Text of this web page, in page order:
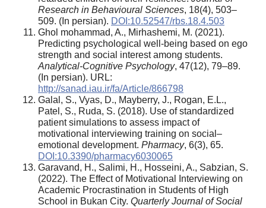
Research in Behavioural Sciences, 18(4), 503–
509. (In persian). DOI:10.52547/rbs.18.4.503
Ghol mohammad, A., Mirhashemi, M. (2021).
Predicting psychological well-being based on ego
strength and social interest among students.
Analytical-Cognitive Psychology, 47(12), 79–89.
(In persian). URL:
http://sanad.iau.ir/fa/Article/866798
Galal, S., Vyas, D., Mayberry, J., Rogan, E.L.,
Patel, S., Ruda, S. (2018). Use of standardized
patient simulations to assess impact of
motivational interviewing training on social–
emotional development. Pharmacy, 6(3), 65.
DOI:10.3390/pharmacy6030065
Garavand, H., Salimi, H., Hosseini, A., Sabzian, S.
(2022). The Effect of Motivational Interviewing on
Academic Procrastination in Students of High
School in Bukan City. Quarterly Journal of Social